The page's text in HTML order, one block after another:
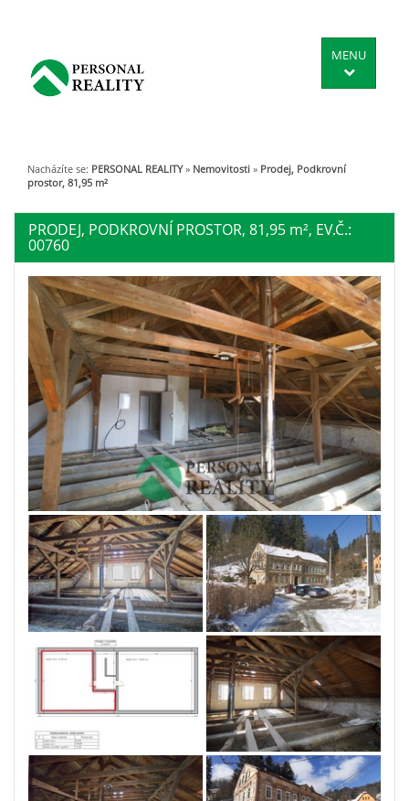
MENU
Nacházíte se: PERSONAL REALITY » Nemovitosti » Prodej, Podkrovní
prostor, 81,95 m²
PRODEJ, PODKROVNÍ PROSTOR, 81,95 m², EV.Č.:
00760